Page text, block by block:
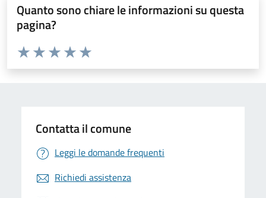
Quanto sono chiare le informazioni su questa
pagina?
Valuta da 1 a 5 stelle la pagina
Valuta 5 stelle su 5
Valuta 4 stelle su 5
Valuta 3 stelle su 5
Valuta 2 stelle su 5
Valuta 1 stelle su 5
Contatta il comune
Leggi le domande frequenti
Richiedi assistenza